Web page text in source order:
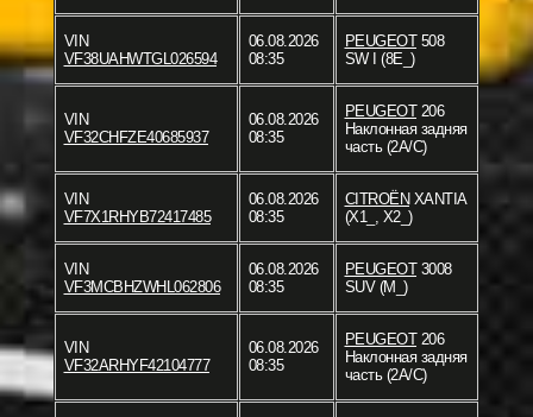
VIN
VF38UAHWTGL026594
06.08.2026
08:35
PEUGEOT508
SW I (8E_)
VIN
VF32CHFZE40685937
06.08.2026
08:35
PEUGEOT206
Наклонная задняя
часть (2A/C)
VIN
VF7X1RHYB72417485
06.08.2026
08:35
CITROËN XANTIA
(X1_, X2_)
VIN
VF3MCBHZWHL062806
06.08.2026
08:35
PEUGEOT3008
SUV (M_)
VIN
VF32ARHYF42104777
06.08.2026
08:35
PEUGEOT206
Наклонная задняя
часть (2A/C)